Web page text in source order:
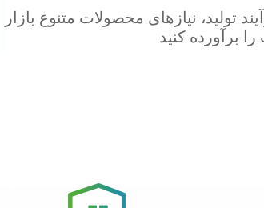
تولید، نیازهای محصولات متنوع بازار